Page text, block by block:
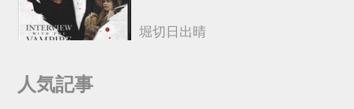
堀切日出晴
人気記事